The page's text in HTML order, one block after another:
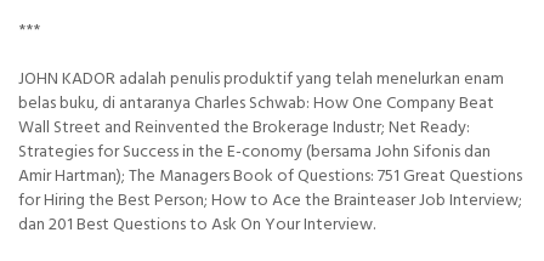
***
JOHN KADOR adalah penulis produktif yang telah menelurkan enam
belas buku, di antaranya Charles Schwab: How One Company Beat
Wall Street and Reinvented the Brokerage Industr; Net Ready:
Strategies for Success in the E-conomy (bersama John Sifonis dan
Amir Hartman); The Managers Book of Questions: 751 Great Questions
for Hiring the Best Person; How to Ace the Brainteaser Job Interview;
dan 201 Best Questions to Ask On Your Interview.